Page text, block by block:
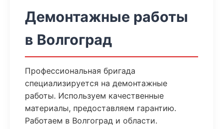
Демонтажные работы
в Волгоград
Профессиональная бригада
специализируется на демонтажные
работы. Используем качественные
материалы, предоставляем гарантию.
Работаем в Волгоград и области.